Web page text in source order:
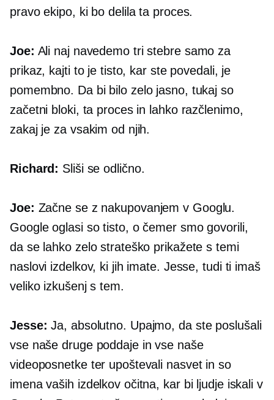
pravo ekipo, ki bo delila ta proces.
Joe: Ali naj navedemo tri stebre samo za
prikaz, kajti to je tisto, kar ste povedali, je
pomembno. Da bi bilo zelo jasno, tukaj so
začetni bloki, ta proces in lahko razčlenimo,
zakaj je za vsakim od njih.
Richard: Sliši se odlično.
Joe: Začne se z nakupovanjem v Googlu.
Google oglasi so tisto, o čemer smo govorili,
da se lahko zelo strateško prikažete s temi
naslovi izdelkov, ki jih imate. Jesse, tudi ti imaš
veliko izkušenj s tem.
Jesse: Ja, absolutno. Upajmo, da ste poslušali
vse naše druge poddaje in vse naše
videoposnetke ter upoštevali nasvet in so
imena vaših izdelkov očitna, kar bi ljudje iskali v